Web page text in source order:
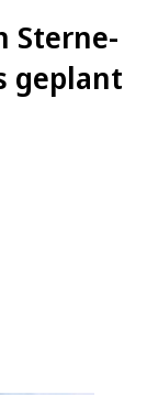
Sterne-
geplant